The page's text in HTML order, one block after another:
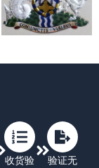
收货验
验证无